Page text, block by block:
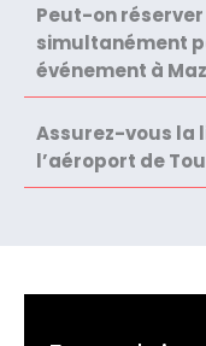
Peut-on
simultanément
événement à
Assurez-vous la
l’aéroport de